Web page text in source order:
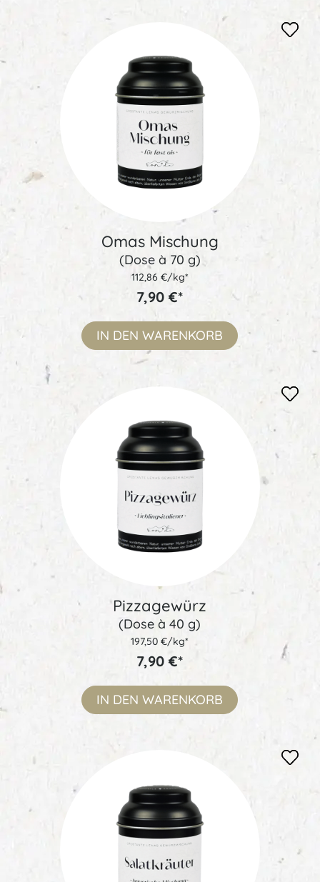
Omas Mischung
(Dose à 70 g)
112,86 €/kg*
7,90 €*
IN DEN WARENKORB
Pizzagewürz
(Dose à 40 g)
197,50 €/kg*
7,90 €*
IN DEN WARENKORB